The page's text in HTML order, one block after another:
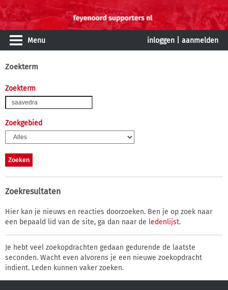
Menu inloggen aanmelden
Zoekterm
Zoekterm
Zoekgebied
Zoekresultaten
Hier kan je nieuws en reacties doorzoeken. Ben je op zoek naar
een bepaald lid van de site, ga dan naar de ledenlijst.
Je hebt veel zoekopdrachten gedaan gedurende de laatste
seconden. Wacht even alvorens je een nieuwe zoekopdracht
indient. Leden kunnen vaker zoeken.